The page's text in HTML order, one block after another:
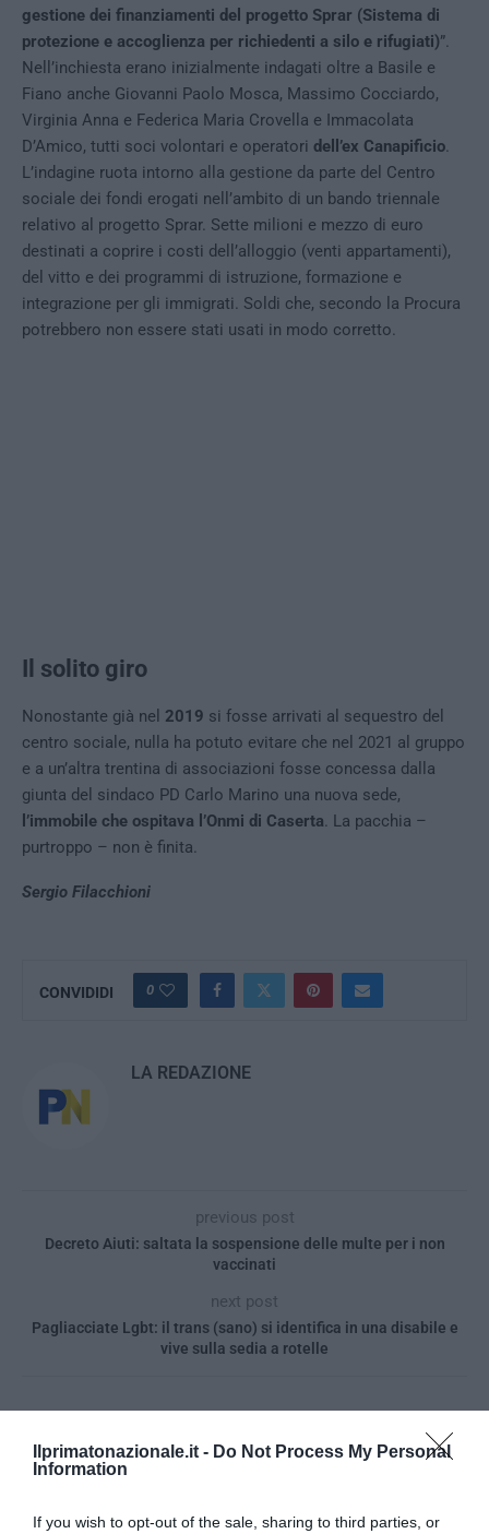
Ilprimatonazionale.it - Do Not Process My Personal
Information
If you wish to opt-out of the sale, sharing to third parties, or
gestione dei finanziamenti del progetto Sprar (Sistema di
protezione e accoglienza per richiedenti a silo e rifugiati)”.
Nell’inchiesta erano inizialmente indagati oltre a Basile e
Fiano anche Giovanni Paolo Mosca, Massimo Cocciardo,
Virginia Anna e Federica Maria Crovella e Immacolata
D’Amico, tutti soci volontari e operatori dell’ex Canapificio.
L’indagine ruota intorno alla gestione da parte del Centro
sociale dei fondi erogati nell’ambito di un bando triennale
relativo al progetto Sprar. Sette milioni e mezzo di euro
destinati a coprire i costi dell’alloggio (venti appartamenti),
del vitto e dei programmi di istruzione, formazione e
integrazione per gli immigrati. Soldi che, secondo la Procura
potrebbero non essere stati usati in modo corretto.
Il solito giro
Nonostante già nel 2019 si fosse arrivati al sequestro del
centro sociale, nulla ha potuto evitare che nel 2021 al gruppo
e a un’altra trentina di associazioni fosse concessa dalla
giunta del sindaco PD Carlo Marino una nuova sede,
l’immobile che ospitava l’Onmi di Caserta. La pacchia –
purtroppo – non è finita.
Sergio Filacchioni
CONVIDIDI 0
LA REDAZIONE
previous post
Decreto Aiuti: saltata la sospensione delle multe per i non
vaccinati
next post
Pagliacciate Lgbt: il trans (sano) si identifica in una disabile e
vive sulla sedia a rotelle